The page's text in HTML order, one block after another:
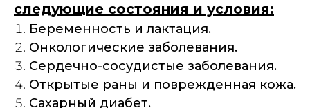
следующие состояния и условия:
Беременность и лактация.
Онкологические заболевания.
Сердечно-сосудистые заболевания.
Открытые раны и поврежденная кожа.
Сахарный диабет.